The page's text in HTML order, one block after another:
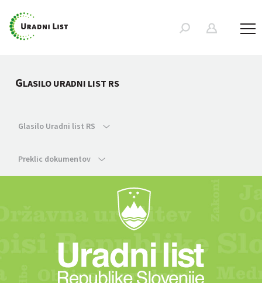
GLASILO URADNI LIST RS
Glasilo Uradni list RS
Preklic dokumentov